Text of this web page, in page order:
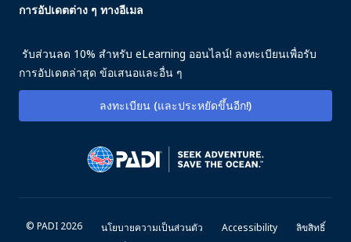
การอัปเดตต่าง ๆ ทางอีเมล
รับส่วนลด 10% สำหรับ eLearning ออนไลน์! ลงทะเบียนเพื่อรับ
การอัปเดตล่าสุด ข้อเสนอและอื่น ๆ
ลงทะเบียน (และประหยัดขึ้นอีก!)
© PADI 2026 นโยบายความเป็นส่วนตัว Accessibility
ลิขสิทธิ์